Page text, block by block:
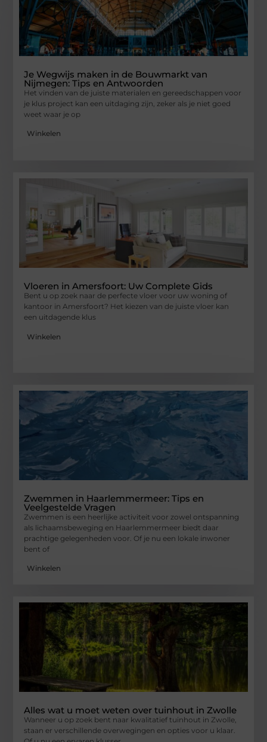
Je Wegwijs maken in de Bouwmarkt van
Nijmegen: Tips en Antwoorden
Het vinden van de juiste materialen en gereedschappen voor
je klus project kan een uitdaging zijn, zeker als je niet goed
weet waar je op
Winkelen
Vloeren in Amersfoort: Uw Complete Gids
Bent u op zoek naar de perfecte vloer voor uw woning of
kantoor in Amersfoort? Het kiezen van de juiste vloer kan
een uitdagende klus
Winkelen
Zwemmen in Haarlemmermeer: Tips en
Veelgestelde Vragen
Zwemmen is een heerlijke activiteit voor zowel ontspanning
als lichaamsbeweging en Haarlemmermeer biedt daar
prachtige gelegenheden voor. Of je nu een lokale inwoner
bent of
Winkelen
Alles wat u moet weten over tuinhout in Zwolle
Wanneer u op zoek bent naar kwalitatief tuinhout in Zwolle,
staan er verschillende overwegingen en opties voor u klaar.